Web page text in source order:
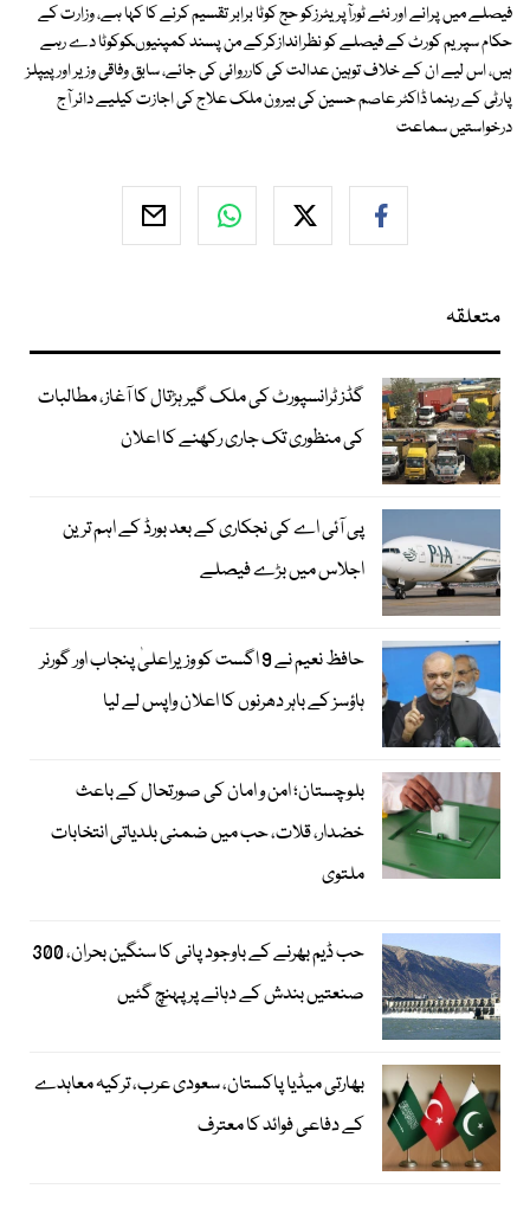
فیصلے میں پرانے اور نئے ٹورآپریٹرزکو حج کوٹا برابر تقسیم کرنے کا کہا ہے، وزارت کے
حکام سپریم کورٹ کے فیصلے کو نظراندازکرکے من پسند کمپنیوںکوکوٹا دے رہے
ہیں، اس لیے ان کے خلاف توہین عدالت کی کارروائی کی جائے، سابق وفاقی وزیر اور پیپلز
پارٹی کے رہنما ڈاکٹر عاصم حسین کی بیرون ملک علاج کی اجازت کیلیے دائر آج
درخواستیں سماعت
متعلقہ
گڈز ٹرانسپورٹ کی ملک گیر ہڑتال کا آغاز، مطالبات
کی منظوری تک جاری رکھنے کا اعلان
پی آئی اے کی نجکاری کے بعد بورڈ کے اہم ترین
اجلاس میں بڑے فیصلے
حافظ نعیم نے 9 اگست کو وزیراعلیٰ پنجاب اور گورنر
ہاؤسز کے باہر دھرنوں کا اعلان واپس لے لیا
بلوچستان؛ امن و امان کی صورتحال کے باعث
خضدار، قلات، حب میں ضمنی بلدیاتی انتخابات
ملتوی
حب ڈیم بھرنے کے باوجود پانی کا سنگین بحران، 300
صنعتیں بندش کے دہانے پر پہنچ گئیں
بھارتی میڈیا پاکستان، سعودی عرب، ترکیہ معاہدے
کے دفاعی فوائد کا معترف